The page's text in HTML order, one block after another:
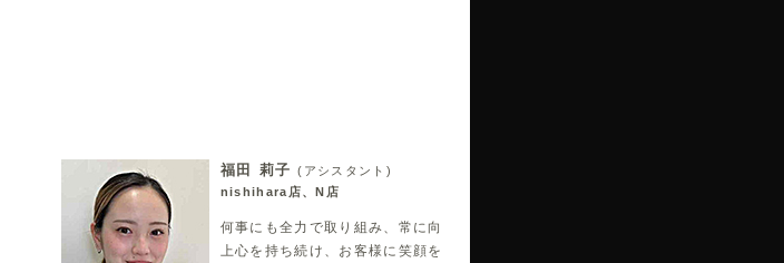
福田 莉子 (アシスタント)
nishihara店、N店
何事にも全力で取り組み、常に向
上心を持ち続け、お客様に笑顔を